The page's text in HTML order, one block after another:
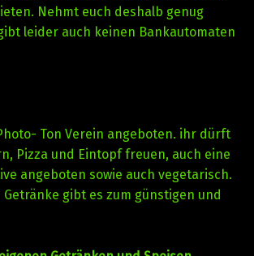
Nehmt euch deshalb genug
leider auch keinen Bankautomaten
Ton Verein angeboten. ihr dürft
Pizza und Eintopf freuen, auch eine
angeboten sowie auch vegetarisch.
Getränke gibt es zum günstigen und